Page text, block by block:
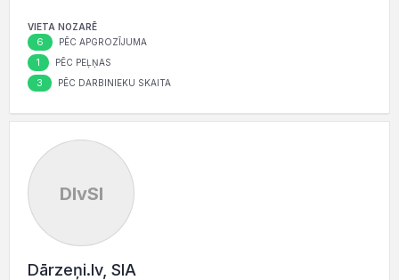
VIETA NOZARĒ
6 PĒC APGROZĪJUMA
1 PĒC PEĻŅAS
3 PĒC DARBINIEKU SKAITA
DlvSI
Dārzeņi.lv, SIA